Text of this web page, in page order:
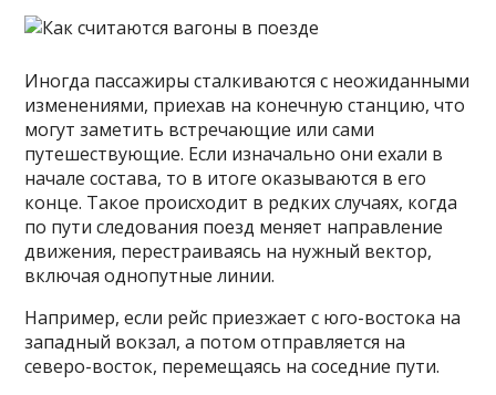
Иногда пассажиры сталкиваются с неожиданными
изменениями, приехав на конечную станцию, что
могут заметить встречающие или сами
путешествующие. Если изначально они ехали в
начале состава, то в итоге оказываются в его
конце. Такое происходит в редких случаях, когда
по пути следования поезд меняет направление
движения, перестраиваясь на нужный вектор,
включая однопутные линии.
Например, если рейс приезжает с юго-востока на
западный вокзал, а потом отправляется на
северо-восток, перемещаясь на соседние пути.